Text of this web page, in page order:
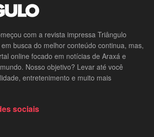
com a revista impressa Triângulo
busca do melhor conteúdo continua, mas,
online focado em notícias de Araxá e
Nosso objetivo? Levar até você
entretenimento e muito mais
sociais